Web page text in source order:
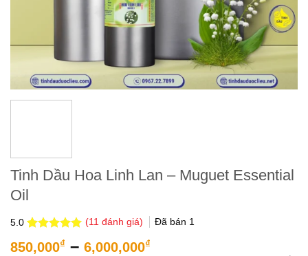
Tinh Dầu Hoa Linh Lan – Muguet Essential
Oil
5.0
trên 5
dựa trên
(11 đánh giá) Đã bán 1
850,000₫ – 6,000,000₫